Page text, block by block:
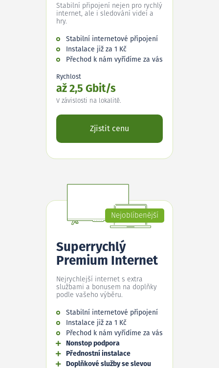
Stabilní připojení nejen pro rychlý
internet, ale i sledování videí a
hry.
Stabilní internetové připojení
Instalace již za 1 Kč
Přechod k nám vyřídíme za vás
Rychlost
až 2,5 Gbit/s
V závislosti na lokalitě.
Zjistit cenu
Nejoblíbenější
Superrychlý
Premium Internet
Nejrychlejší internet s extra
službami a bonusem na doplňky
podle vašeho výběru.
Stabilní internetové připojení
Instalace již za 1 Kč
Přechod k nám vyřídíme za vás
Nonstop podpora
Přednostní instalace
Doplňkové služby se slevou